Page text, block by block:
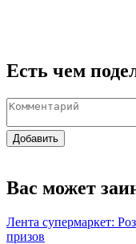
Есть чем
Добавить
Вас может
Лента супермаркет:
призов